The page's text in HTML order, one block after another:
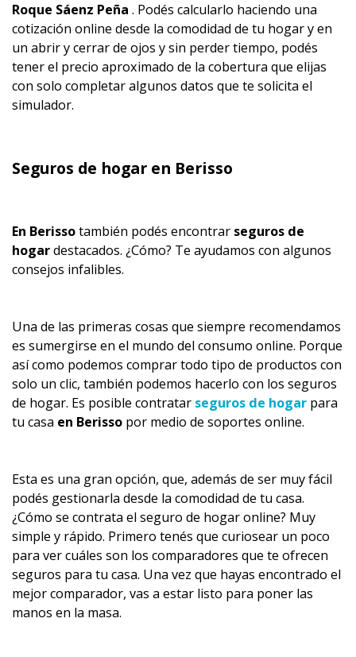
Roque Sáenz Peña . Podés calcularlo haciendo una
cotización online desde la comodidad de tu hogar y en
un abrir y cerrar de ojos y sin perder tiempo, podés
tener el precio aproximado de la cobertura que elijas
con solo completar algunos datos que te solicita el
simulador.
Seguros de hogar en Berisso
En Berissotambién podés encontrar seguros de
hogardestacados. ¿Cómo? Te ayudamos con algunos
consejos infalibles.
Una de las primeras cosas que siempre recomendamos
es sumergirse en el mundo del consumo online. Porque
así como podemos comprar todo tipo de productos con
solo un clic, también podemos hacerlo con los seguros
de hogar. Es posible contratar seguros de hogar para
tu casa en Berisso por medio de soportes online.
Esta es una gran opción, que, además de ser muy fácil
podés gestionarla desde la comodidad de tu casa.
¿Cómo se contrata el seguro de hogar online? Muy
simple y rápido. Primero tenés que curiosear un poco
para ver cuáles son los comparadores que te ofrecen
seguros para tu casa. Una vez que hayas encontrado el
mejor comparador, vas a estar listo para poner las
manos en la masa.